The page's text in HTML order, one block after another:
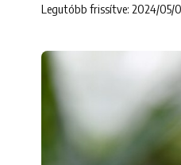
Legutóbb frissítve: 2024/05/